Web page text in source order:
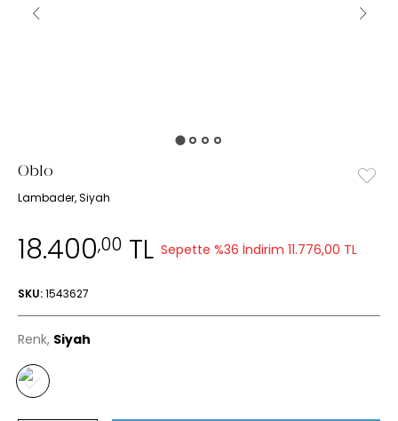
Oblo
Lambader, Siyah
18.400,00 TL Sepette %36 İndirim 11.776,00 TL
SKU:1543627
Renk, Siyah